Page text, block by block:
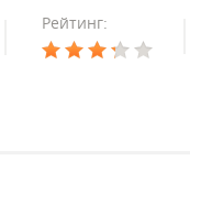
Рейтинг: